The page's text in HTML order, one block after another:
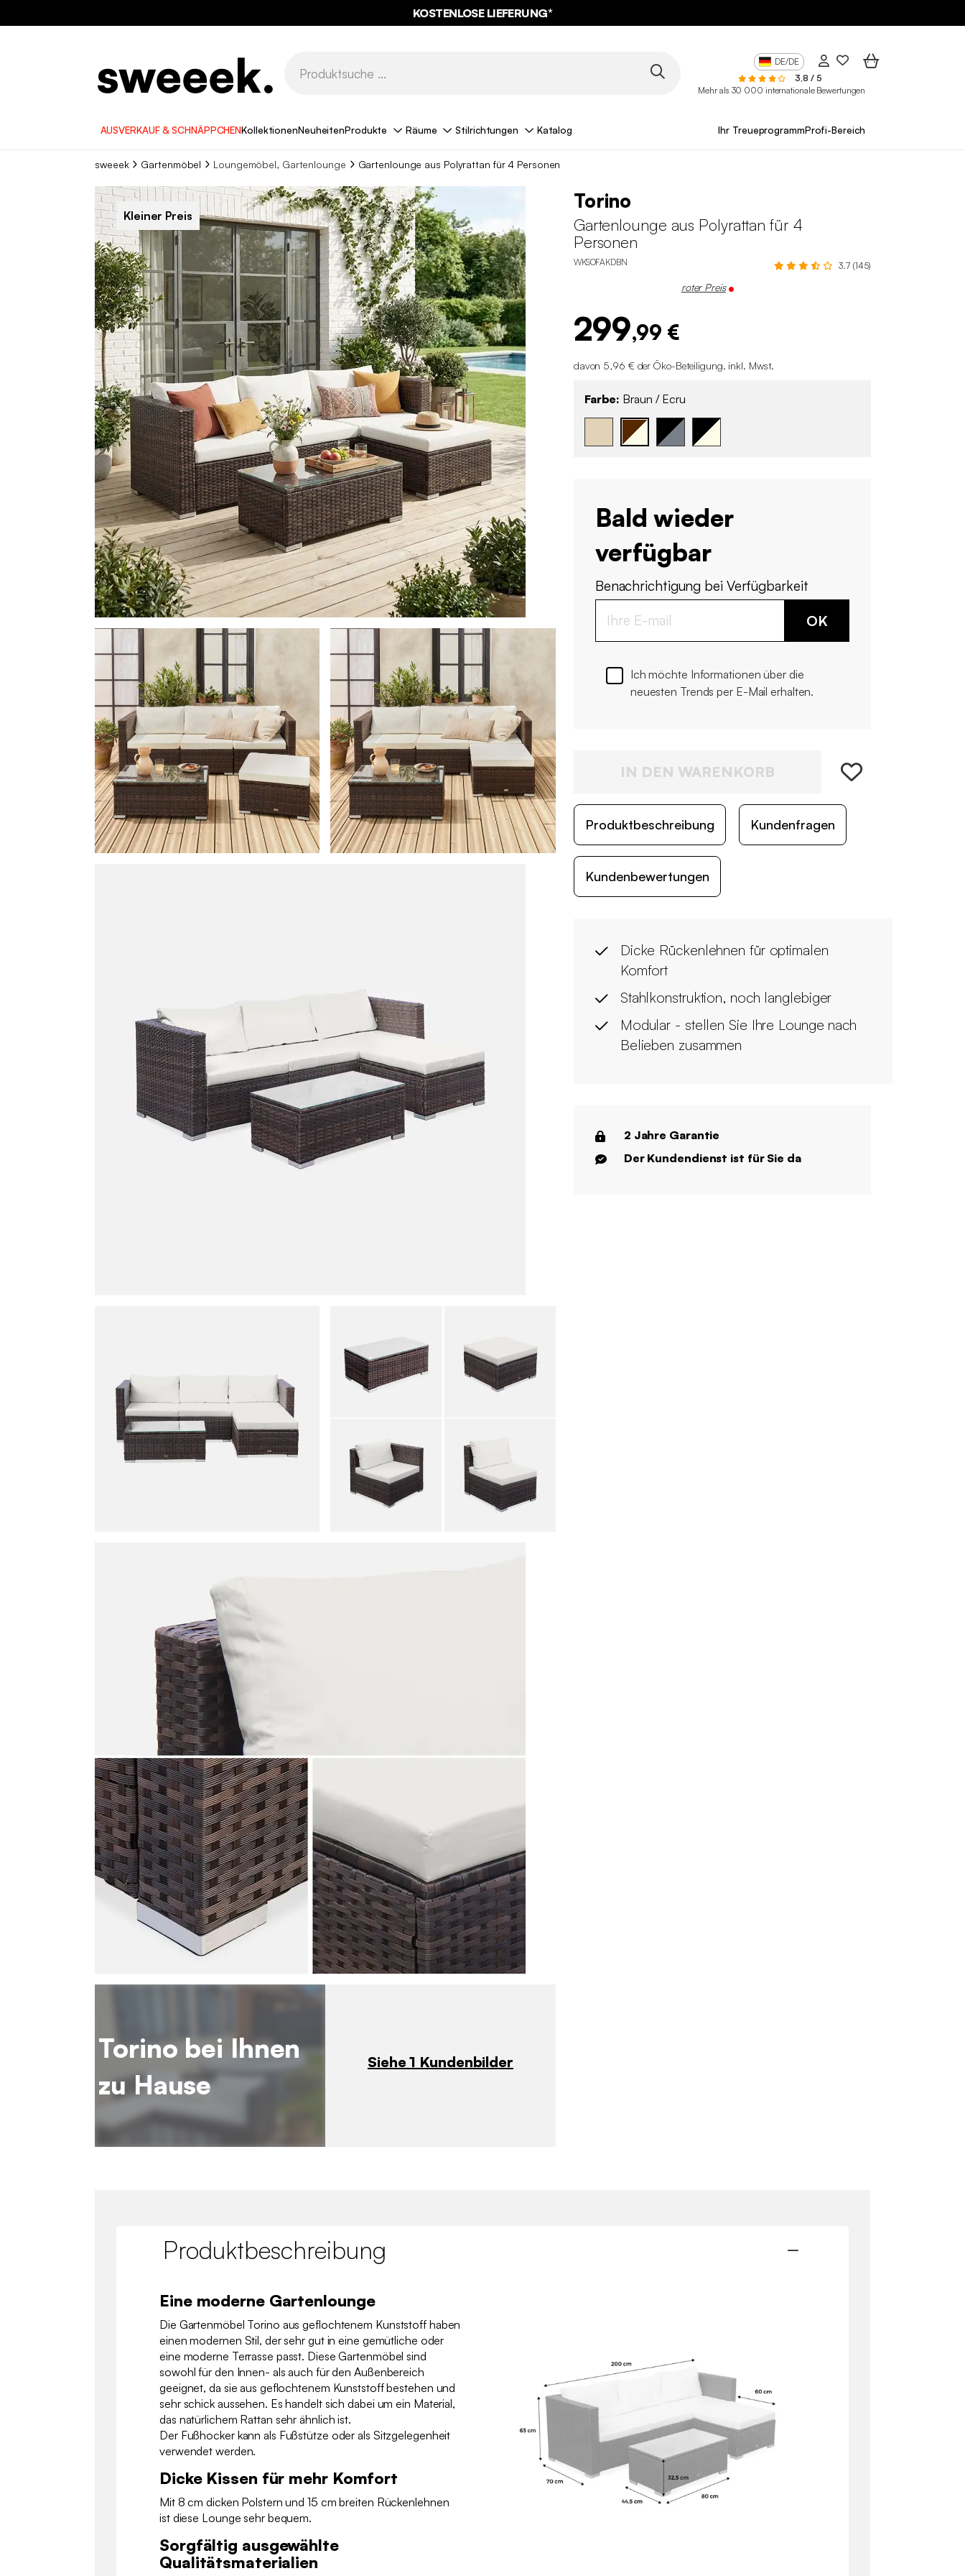
KOSTENLOSE LIEFERUNG*
DE/DE
3,8 / 5
Mehr als 30 000 internationale Bewertungen
AUSVERKAUF & SCHNÄPPCHENKollektionenNeuheitenProdukte Räume Stilrichtungen Katalog Ihr TreueprogrammProfi-Bereich
sweeek Gartenmöbel Loungemöbel, Gartenlounge Gartenlounge aus Polyrattan für 4 Personen
Kleiner Preis
Torino bei Ihnen
zu Hause
Siehe 1 Kundenbilder
Torino
Gartenlounge aus Polyrattan für 4
Personen
WKSOFAKDBN 3.7 (145)
roter Preis
299,99 €
davon 5,96 € der Öko-Beteiligung. inkl. Mwst.
Farbe: Braun / Ecru
Bald wieder
verfügbar
Benachrichtigung bei Verfügbarkeit
OK
Ich möchte Informationen über die
neuesten Trends per E-Mail erhalten.
IN DEN WARENKORB
Produktbeschreibung Kundenfragen
Kundenbewertungen
Dicke Rückenlehnen für optimalen
Komfort
Stahlkonstruktion, noch langlebiger
Modular - stellen Sie Ihre Lounge nach
Belieben zusammen
2 Jahre Garantie
Der Kundendienst ist für Sie da
Produktbeschreibung
Eine moderne Gartenlounge
Die Gartenmöbel Torino aus geflochtenem Kunststoff haben
einen modernen Stil, der sehr gut in eine gemütliche oder
eine moderne Terrasse passt. Diese Gartenmöbel sind
sowohl für den Innen- als auch für den Außenbereich
geeignet, da sie aus geflochtenem Kunststoff bestehen und
sehr schick aussehen. Es handelt sich dabei um ein Material,
das natürlichem Rattan sehr ähnlich ist.
Der Fußhocker kann als Fußstütze oder als Sitzgelegenheit
verwendet werden.
Dicke Kissen für mehr Komfort
Mit 8 cm dicken Polstern und 15 cm breiten Rückenlehnen
ist diese Lounge sehr bequem.
Sorgfältig ausgewählte
Qualitätsmaterialien